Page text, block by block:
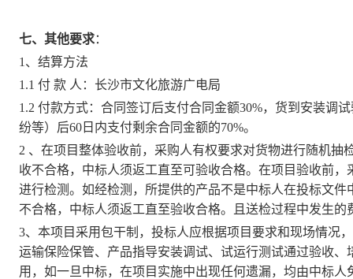
七、其他要求：
1、结算方法
1.1 付 款 人： 长沙市文化旅游广电局
1.2 付款方式： 合同签订后支付合同金额30%，货到安装调
纷等）后60日内支付剩余合同金额的70%。
2 、在项目整体验收前，采购人有权要求对货物进行随机
收不合格，中标人须返工直至可验收合格。在项目验收前
进行检测。如经检测，所提供的产品不是中标人在投标文
不合格，中标人须返工直至验收合格。且送检过程中发生的
3、本项目采用包干制，投标人应根据项目要求和现场情况
运输保险保管、产品指导安装调试、试运行测试通过验收
用，如一旦中标，在项目实施中出现任何遗漏，均由中标